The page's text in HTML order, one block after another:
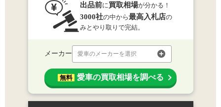
出品前に 買取相場が分かる！
3000社の中から最高入札店の
みとやり取りで完結。
メーカー 愛車のメーカーを選択
無料 愛車の買取相場を調べる